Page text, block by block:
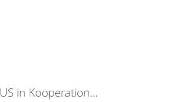
in Kooperation…